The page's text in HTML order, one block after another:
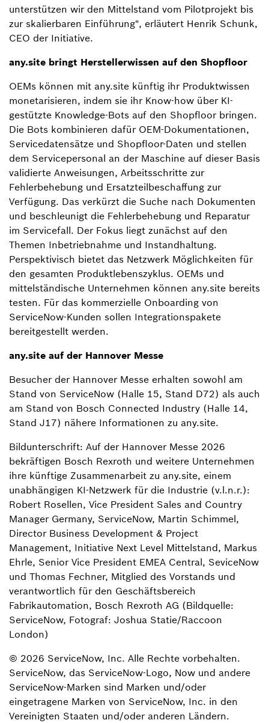
unterstützen wir den Mittelstand vom Pilotprojekt bis
zur skalierbaren Einführung", erläutert Henrik Schunk,
CEO der Initiative.
any.site bringt Herstellerwissen auf den Shopfloor
OEMs können mit any.site künftig ihr Produktwissen
monetarisieren, indem sie ihr Know-how über KI-
gestützte Knowledge-Bots auf den Shopfloor bringen.
Die Bots kombinieren dafür OEM-Dokumentationen,
Servicedatensätze und Shopfloor-Daten und stellen
dem Servicepersonal an der Maschine auf dieser Basis
validierte Anweisungen, Arbeitsschritte zur
Fehlerbehebung und Ersatzteilbeschaffung zur
Verfügung. Das verkürzt die Suche nach Dokumenten
und beschleunigt die Fehlerbehebung und Reparatur
im Servicefall. Der Fokus liegt zunächst auf den
Themen Inbetriebnahme und Instandhaltung.
Perspektivisch bietet das Netzwerk Möglichkeiten für
den gesamten Produktlebenszyklus. OEMs und
mittelständische Unternehmen können any.site bereits
testen. Für das kommerzielle Onboarding von
ServiceNow-Kunden sollen Integrationspakete
bereitgestellt werden.
any.site auf der Hannover Messe
Besucher der Hannover Messe erhalten sowohl am
Stand von ServiceNow (Halle 15, Stand D72) als auch
am Stand von Bosch Connected Industry (Halle 14,
Stand J17) nähere Informationen zu any.site.
Bildunterschrift: Auf der Hannover Messe 2026
bekräftigen Bosch Rexroth und weitere Unternehmen
ihre künftige Zusammenarbeit zu any.site, einem
unabhängigen KI-Netzwerk für die Industrie (v.l.n.r.):
Robert Rosellen, Vice President Sales and Country
Manager Germany, ServiceNow, Martin Schimmel,
Director Business Development & Project
Management, Initiative Next Level Mittelstand, Markus
Ehrle, Senior Vice President EMEA Central, SeviceNow
und Thomas Fechner, Mitglied des Vorstands und
verantwortlich für den Geschäftsbereich
Fabrikautomation, Bosch Rexroth AG (Bildquelle:
ServiceNow, Fotograf: Joshua Statie/Raccoon
London)
© 2026 ServiceNow, Inc. Alle Rechte vorbehalten.
ServiceNow, das ServiceNow-Logo, Now und andere
ServiceNow-Marken sind Marken und/oder
eingetragene Marken von ServiceNow, Inc. in den
Vereinigten Staaten und/oder anderen Ländern.